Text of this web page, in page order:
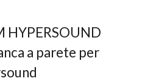
HYPERSOUND
a parete per